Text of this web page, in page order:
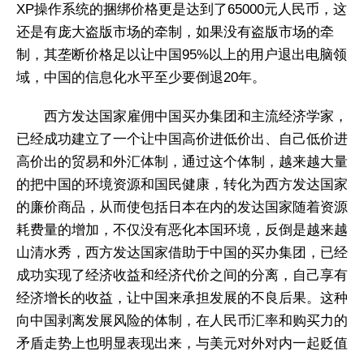
XP操作系统的捆绑价格更是达到了65000元人民币，这
还是有庞大盗版市场的牵制，如果没有盗版市场的牵
制，其垄断价格足以让中国95%以上的用户退出电脑领
域，中国的信息化水平至少要倒退20年。
西方发达国家雇佣中国买办集团和主流经济学家，
已经成功建立了一个让中国高价进低价出、自己低价进
高价出的贸易和外汇体制，通过这个体制，越来越大量
的把中国的环境资源和国民健康，转化为西方发达国家
的廉价商品，从而使包括日本在内的发达国家随着资源
耗费量的增加，不仅没有恶化本国环境，反倒是越来越
山清水秀，西方发达国家借助于中国的买办集团，已经
成功实现了经济收益和经济代价之间的分离，自己享有
经济增长的收益，让中国来承担发展的不良后果。这种
向中国剥离发展风险的体制，在人民币汇率和购买力的
矛盾走势上也明显表现出来，与美元对外对内一起贬值